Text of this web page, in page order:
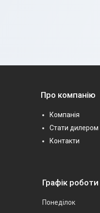
Про компанію
Компанія
Стати дилером
Контакти
Графік роботи
Понеділок